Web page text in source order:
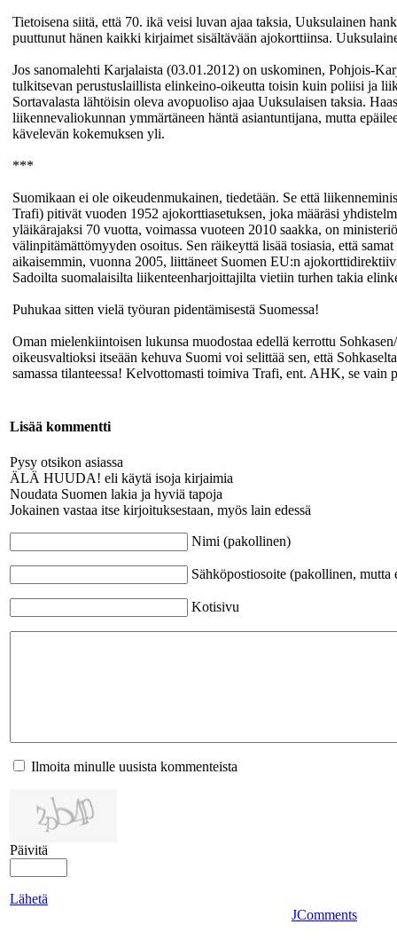
Tietoisena siitä, että 70. ikä veisi luvan ajaa taksia, Uuksulainen
puuttunut hänen kaikki kirjaimet sisältävään ajokorttiinsa.
Jos sanomalehti Karjalaista (03.01.2012) on uskominen, Pohjois-
tulkitsevan perustuslaillista elinkeino-oikeutta toisin kuin poliisi ja
Sortavalasta lähtöisin oleva avopuoliso ajaa Uuksulaisen taksia.
liikennevaliokunnan ymmärtäneen häntä asiantuntijana, mutta
kävelevän kokemuksen yli.
***
Suomikaan ei ole oikeudenmukainen, tiedetään. Se että
Trafi) pitivät vuoden 1952 ajokorttiasetuksen, joka määräsi
yläikärajaksi 70 vuotta, voimassa vuoteen 2010 saakka, on
välinpitämättömyyden osoitus. Sen räikeyttä lisää tosiasia, että
aikaisemmin, vuonna 2005, liittäneet Suomen EU:n
Sadoilta suomalaisilta liikenteenharjoittajilta vietiin turhen takia
Puhukaa sitten vielä työuran pidentämisestä Suomessa!
Oman mielenkiintoisen lukunsa muodostaa edellä kerrottu
oikeusvaltioksi itseään kehuva Suomi voi selittää sen, että
samassa tilanteessa! Kelvottomasti toimiva Trafi, ent. AHK, se vain
Lisää kommentti
Pysy otsikon asiassa
ÄLÄ HUUDA! eli käytä isoja kirjaimia
Noudata Suomen lakia ja hyviä tapoja
Jokainen vastaa itse kirjoituksestaan, myös lain edessä
Nimi (pakollinen)
Sähköpostiosoite (pakollinen, mutta
Kotisivu
Ilmoita minulle uusista kommenteista
Päivitä
Lähetä
JComments